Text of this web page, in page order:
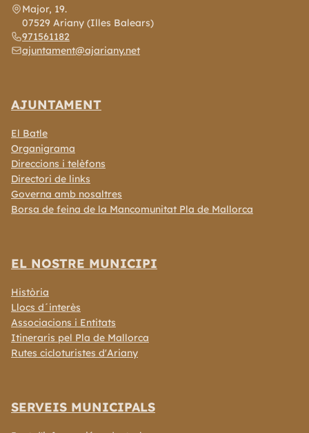
Major, 19.
07529 Ariany (Illes Balears)
971561182
ajuntament@ajariany.net
AJUNTAMENT
El Batle
Organigrama
Direccions i telèfons
Directori de links
Governa amb nosaltres
Borsa de feina de la Mancomunitat Pla de Mallorca
EL NOSTRE MUNICIPI
Història
Llocs d´interès
Associacions i Entitats
Itineraris pel Pla de Mallorca
Rutes cicloturistes d'Ariany
SERVEIS MUNICIPALS